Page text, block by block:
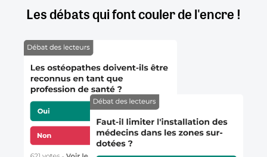
Les débats qui font couler de l'encre !